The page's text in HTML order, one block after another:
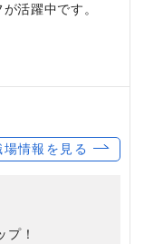
活躍中です。
場情報を見る
！